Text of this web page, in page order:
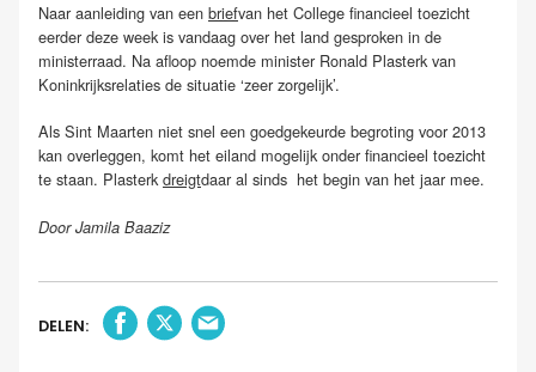
Naar aanleiding van een briefvan het College financieel toezicht
eerder deze week is vandaag over het land gesproken in de
ministerraad. Na afloop noemde minister Ronald Plasterk van
Koninkrijksrelaties de situatie ‘zeer zorgelijk’.
Als Sint Maarten niet snel een goedgekeurde begroting voor 2013
kan overleggen, komt het eiland mogelijk onder financieel toezicht
te staan. Plasterkdreigtdaar al sinds het begin van het jaar mee.
Door Jamila Baaziz
DELEN: